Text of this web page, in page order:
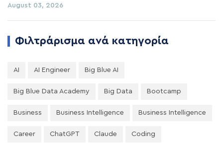
August 03, 2026
Φιλτράρισμα ανά κατηγορία
AI AI Engineer Big Blue AI
Big Blue Data Academy Big Data Bootcamp
Business Business Intelligence Business Intelligence
Career ChatGPT Claude Coding